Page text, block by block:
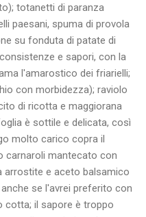
totanetti di paranza
paesani, spuma di provola
su fonduta di patate di
e sapori, con la
l'amarostico dei friarielli;
con morbidezza); raviolo
di ricotta e maggiorana
è sottile e delicata, così
molto carico copra il
carnaroli mantecato con
arrostite e aceto balsamico
anche se l'avrei preferito con
cotta; il sapore è troppo